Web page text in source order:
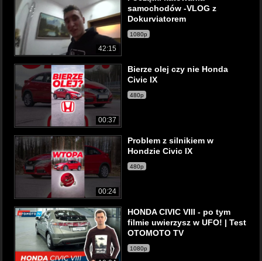
42:15
samochodów -VLOG z
Dokurviatorem
1080p
00:37
Bierze olej czy nie Honda
Civic IX
480p
00:24
Problem z silnikiem w
Hondzie Civic IX
480p
HONDA CIVIC VIII - po tym
filmie uwierzysz w UFO! | Test
OTOMOTO TV
1080p